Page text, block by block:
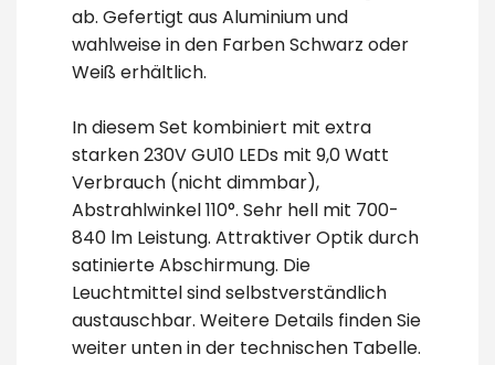
ab. Gefertigt aus Aluminium und
wahlweise in den Farben Schwarz oder
Weiß erhältlich.
In diesem Set kombiniert mit extra
starken 230V GU10 LEDs mit 9,0 Watt
Verbrauch (nicht dimmbar),
Abstrahlwinkel 110°. Sehr hell mit 700-
840 lm Leistung. Attraktiver Optik durch
satinierte Abschirmung. Die
Leuchtmittel sind selbstverständlich
austauschbar. Weitere Details finden Sie
weiter unten in der technischen Tabelle.